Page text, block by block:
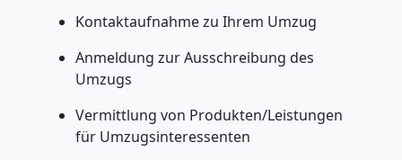
Kontaktaufnahme zu Ihrem Umzug
Anmeldung zur Ausschreibung des
Umzugs
Vermittlung von Produkten/Leistungen
für Umzugsinteressenten
Umzugshelfer
Steyr